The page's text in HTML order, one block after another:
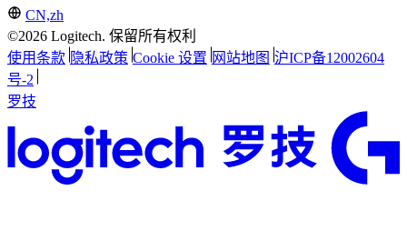
CN,zh
©2026 Logitech. 保留所有权利
使用条款 隐私政策 Cookie 设置 网站地图 沪ICP备12002604
号-2
罗技